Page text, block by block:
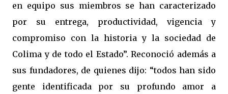
en equipo sus miembros se han caracterizado
por su entrega, productividad, vigencia y
compromiso con la historia y la sociedad de
Colima y de todo el Estado”. Reconoció además a
sus fundadores, de quienes dijo: “todos han sido
gente identificada por su profundo amor a